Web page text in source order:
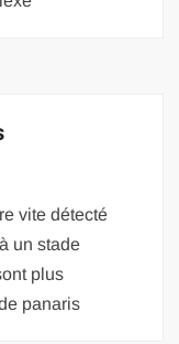
vite détecté
un stade
plus
panaris